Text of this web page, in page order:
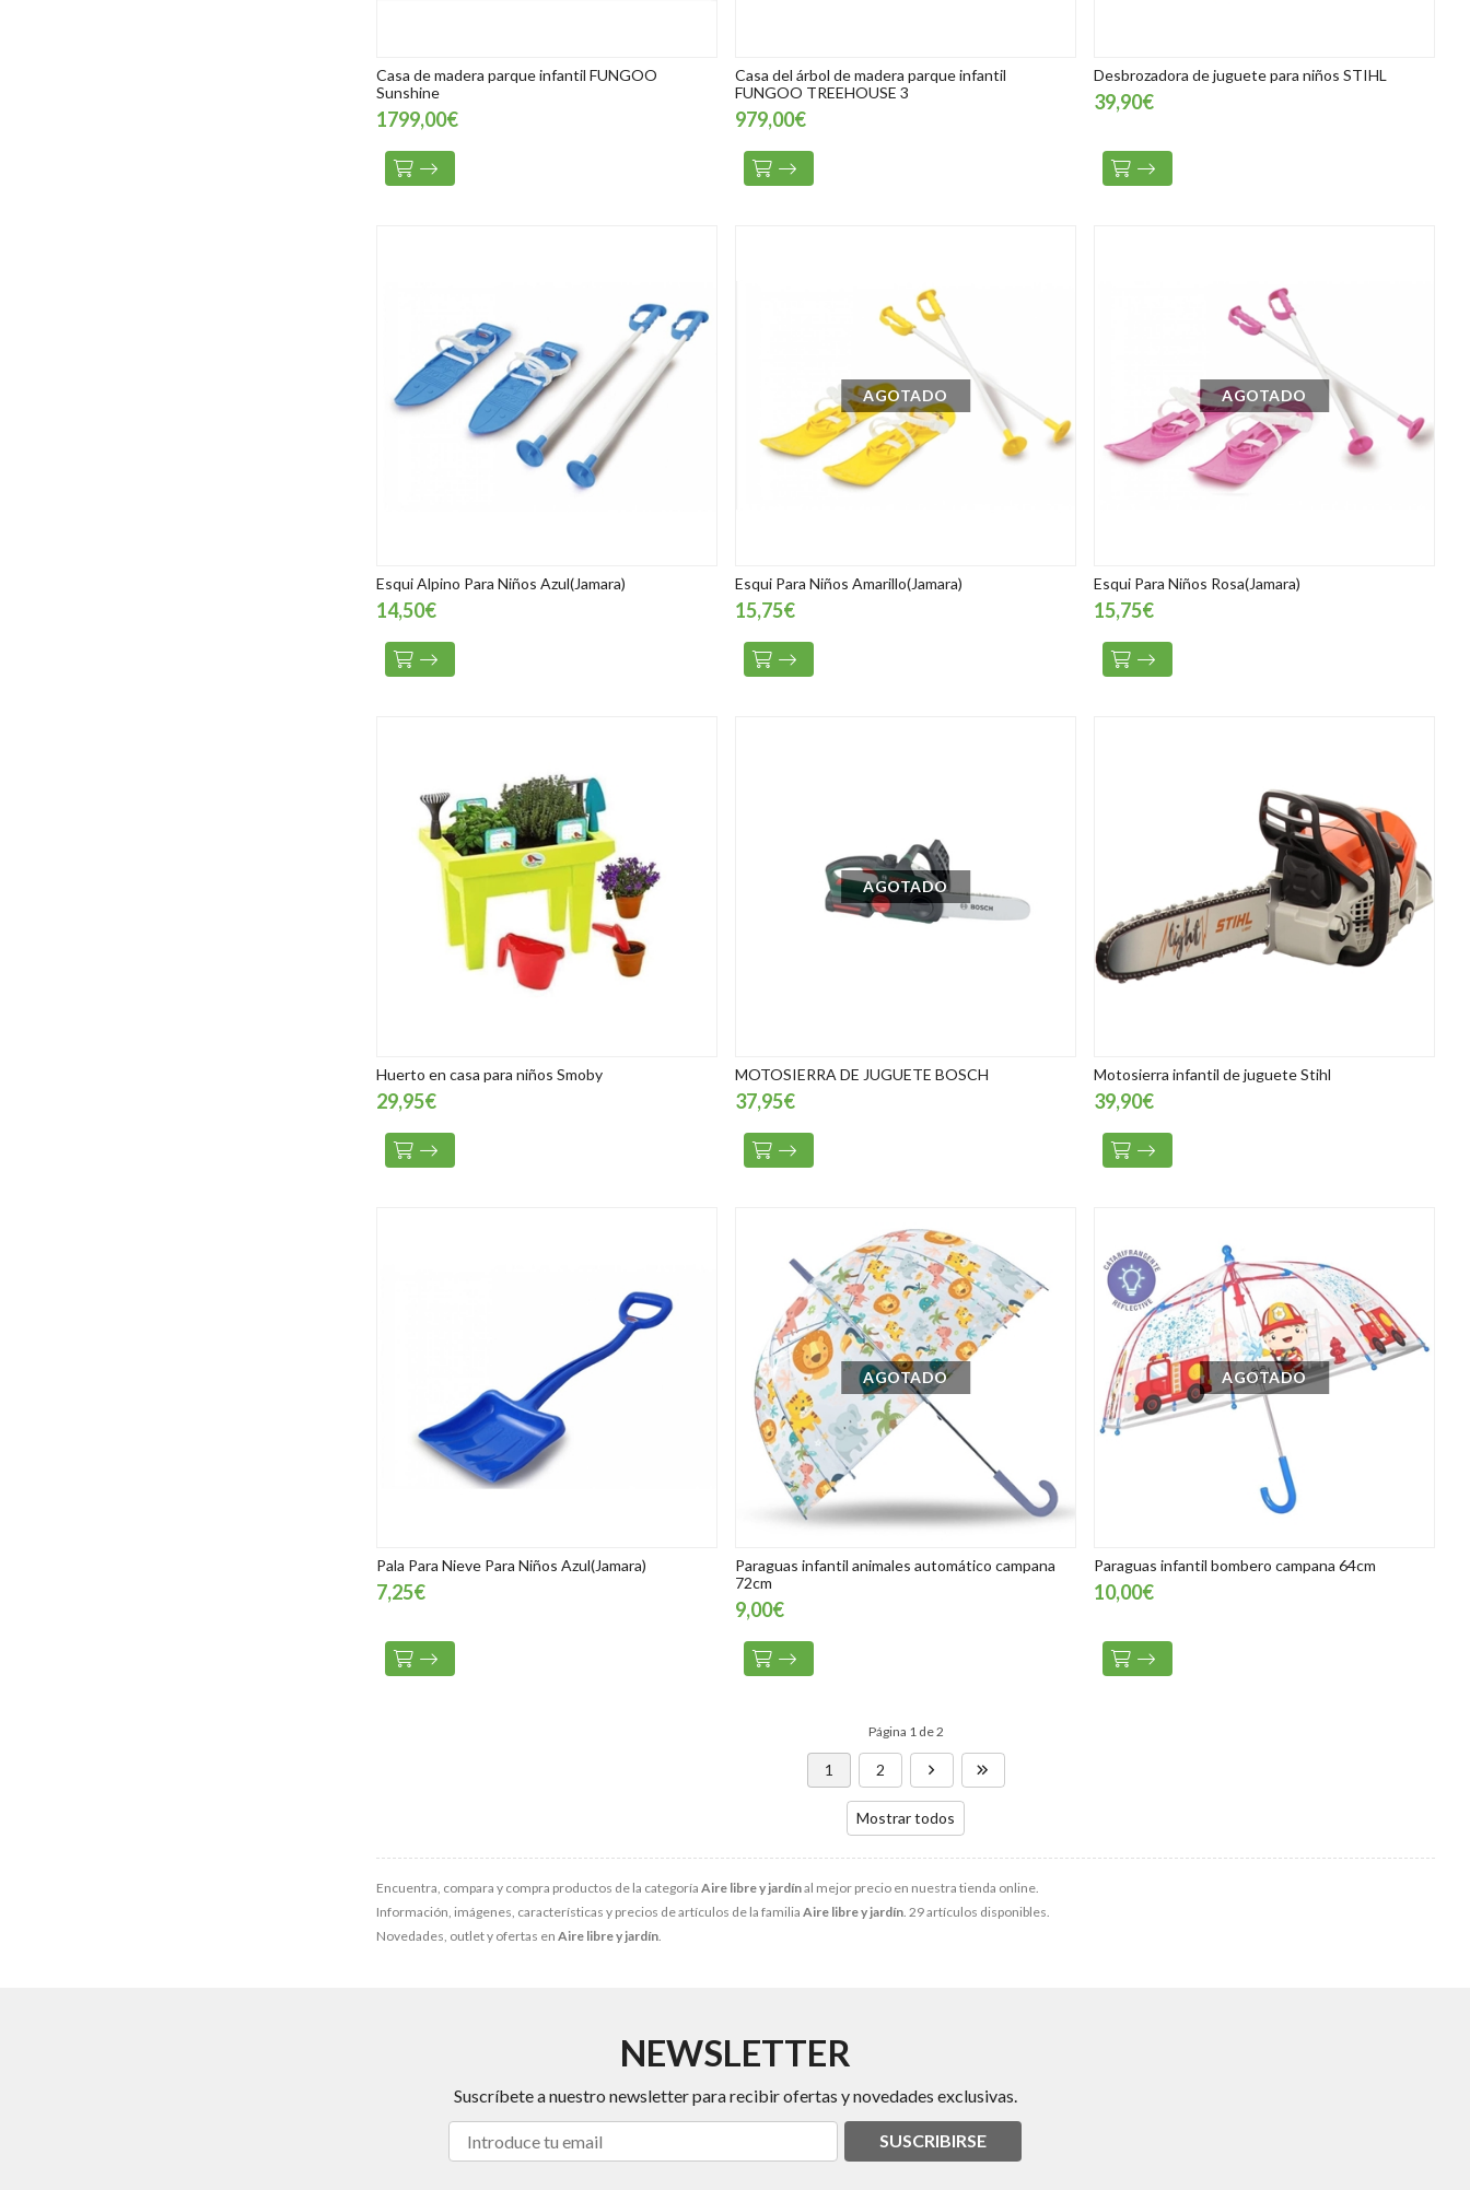
Encuentra, compara y compra productos de la categoría Aire libre y jardínal mejor precio en nuestra tienda online.
Información, imágenes, características y precios de artículos de la familia Aire libre y jardín . 29 artículos disponibles.
Novedades, outlet y ofertas en Aire libre y jardín
Casa de madera parque infantil FUNGOO
Sunshine
1799,00€
Casa del árbol de madera parque infantil
FUNGOO TREEHOUSE 3
979,00€
Desbrozadora de juguete para niños STIHL
39,90€
Esqui Alpino Para Niños Azul(Jamara)
14,50€
AGOTADO
Esqui Para Niños Amarillo(Jamara)
15,75€
AGOTADO
Esqui Para Niños Rosa(Jamara)
15,75€
Huerto en casa para niños Smoby
29,95€
AGOTADO
MOTOSIERRA DE JUGUETE BOSCH
37,95€
Motosierra infantil de juguete Stihl
39,90€
Pala Para Nieve Para Niños Azul(Jamara)
7,25€
AGOTADO
Paraguas infantil animales automático campana
72cm
9,00€
AGOTADO
Paraguas infantil bombero campana 64cm
10,00€
Página 1 de 2
1 2
Mostrar todos
NEWSLETTER
Suscríbete a nuestro newsletter para recibir ofertas y novedades exclusivas.
SUSCRIBIRSE